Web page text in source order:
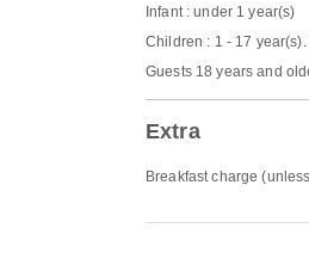
Infant : under 1 year(s)
Children : 1 - 17
Guests 18 years and
Extra
Breakfast charge